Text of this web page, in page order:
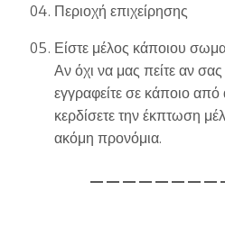
Περιοχή επιχείρησης
Είστε μέλος κάποιου
Αν όχι να μας πείτε αν σας
εγγραφείτε σε κάποιο
κερδίσετε την έκπτωση
ακόμη προνόμια.
— — — — — — — —